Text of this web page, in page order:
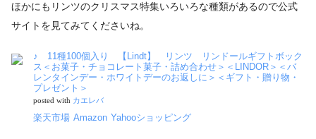
ほかにもリンツのクリスマス特集いろいろな種類があるので公式
サイトを見てみてくださいね。
♪ 11種100個入り 【Lindt】 リンツ リンドールギフトボック
ス＜お菓子・チョコレート菓子・詰め合わせ＞＜LINDOR＞＜バ
レンタインデー・ホワイトデーのお返しに＞＜ギフト・贈り物・
プレゼント＞
posted with カエレバ
楽天市場 Amazon Yahooショッピング